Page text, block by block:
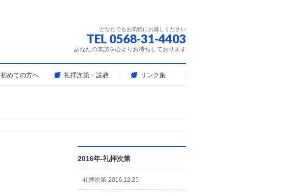
どなたでもお気軽にお越しください
TEL 0568-31-4403
あなたの来訪を心よりお待ちしております
初めての方へ 礼拝次第・説教 リンク集
2016年-礼拝次第
礼拝次第-2016.12.25